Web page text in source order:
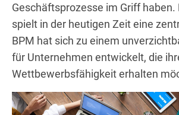
Geschäftsprozesse im Griff
spielt in der heutigen Zeit eine
BPM hat sich zu einem
für Unternehmen entwickelt, die
Wettbewerbsfähigkeit erhalten